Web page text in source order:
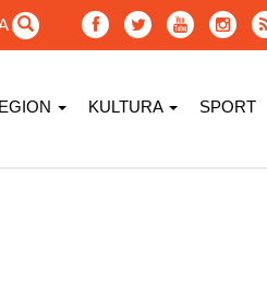
KULTURA SPORT